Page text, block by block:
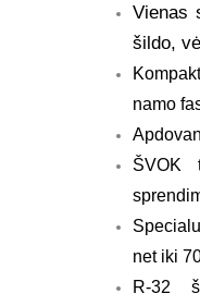
Vienas
šildo,
namo
ŠVOK
net iki
R-32